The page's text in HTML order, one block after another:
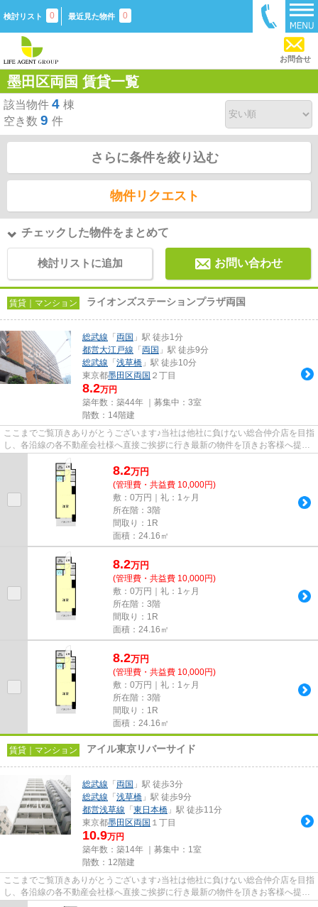
検討リスト 0 最近見た物件 0
お問合せ
墨田区両国 賃貸一覧
該当物件 4 棟
空き数 9 件
さらに条件を絞り込む
物件リクエスト
チェックした物件をまとめて
検討リストに追加 お問い合わせ
賃貸｜マンション ライオンズステーションプラザ両国
総武線 「 両国 」駅 徒歩1分
都営大江戸線 「 両国 」駅 徒歩9分
総武線 「 浅草橋 」駅 徒歩10分
東京都墨田区両国 ２丁目
8.2万円
築年数：築44年 ｜募集中： 3室
階数：14階建
ここまでご覧頂きありがとうございます♪当社は他社に負けない総合仲介店を目指
し、各沿線の各不動産会社様へ直接ご挨拶に行き最新の物件を頂きお客様へ提供
8.2万円
(管理費・共益費 10,000円)
敷：0万円｜礼：1ヶ月
所在階：3階
間取り：1R
面積：24.16㎡
8.2万円
(管理費・共益費 10,000円)
敷：0万円｜礼：1ヶ月
所在階：3階
間取り：1R
面積：24.16㎡
8.2万円
(管理費・共益費 10,000円)
敷：0万円｜礼：1ヶ月
所在階：3階
間取り：1R
面積：24.16㎡
賃貸｜マンション アイル東京リバーサイド
総武線 「 両国 」駅 徒歩3分
総武線 「 浅草橋 」駅 徒歩9分
都営浅草線 「 東日本橋 」駅 徒歩11分
東京都墨田区両国 １丁目
10.9万円
築年数：築14年 ｜募集中： 1室
階数：12階建
ここまでご覧頂きありがとうございます♪当社は他社に負けない総合仲介店を目指
し、各沿線の各不動産会社様へ直接ご挨拶に行き最新の物件を頂きお客様へ提供
しております！最新の情報は...